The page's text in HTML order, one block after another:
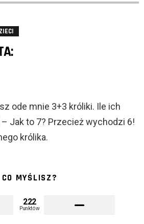
ode mnie 3+3 króliki. Ile ich
– Jak to 7? Przecież wychodzi 6!
królika.
CO MYŚLISZ?
222
Punktów